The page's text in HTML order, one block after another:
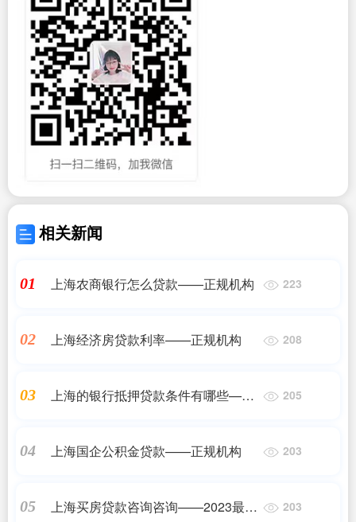
相关新闻
01 上海农商银行怎么贷款——正规机构 223
02 上海经济房贷款利率——正规机构 208
03
上海的银行抵押贷款条件有哪些——
205
04 上海国企公积金贷款——正规机构 203
05
上海买房贷款咨询咨询——2023最新
203